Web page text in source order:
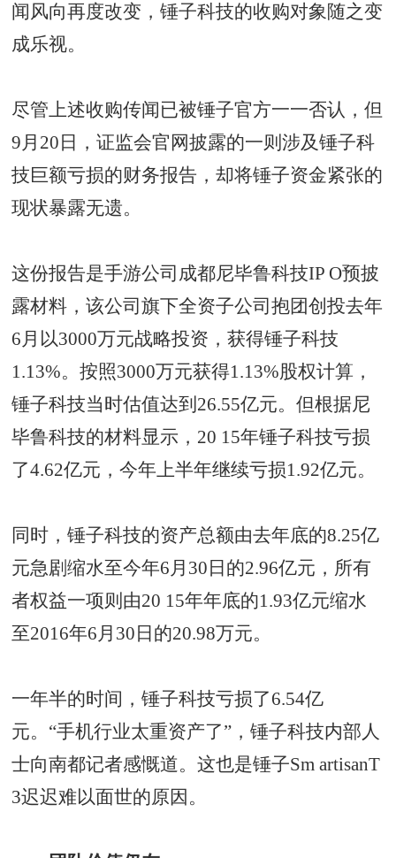
闻风向再度改变，锤子科技的收购对象随之变
成乐视。
尽管上述收购传闻已被锤子官方一一否认，但
9月20日，证监会官网披露的一则涉及锤子科
技巨额亏损的财务报告，却将锤子资金紧张的
现状暴露无遗。
这份报告是手游公司成都尼毕鲁科技IP O预披
露材料，该公司旗下全资子公司抱团创投去年
6月以3000万元战略投资，获得锤子科技
1.13%。按照3000万元获得1.13%股权计算，
锤子科技当时估值达到26.55亿元。但根据尼
毕鲁科技的材料显示，20 15年锤子科技亏损
了4.62亿元，今年上半年继续亏损1.92亿元。
同时，锤子科技的资产总额由去年底的8.25亿
元急剧缩水至今年6月30日的2.96亿元，所有
者权益一项则由20 15年年底的1.93亿元缩水
至2016年6月30日的20.98万元。
一年半的时间，锤子科技亏损了6.54亿
元。“手机行业太重资产了”，锤子科技内部人
士向南都记者感慨道。这也是锤子Sm artisanT
3迟迟难以面世的原因。